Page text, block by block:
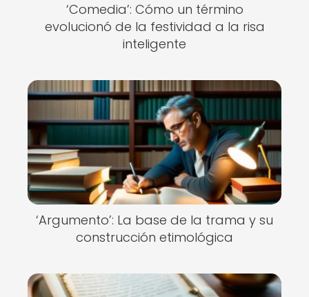
‘Comedia’: Cómo un término
evolucionó de la festividad a la risa
inteligente
‘Argumento’: La base de la trama y su
construcción etimológica